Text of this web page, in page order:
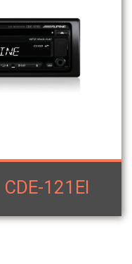
CDE-121EI